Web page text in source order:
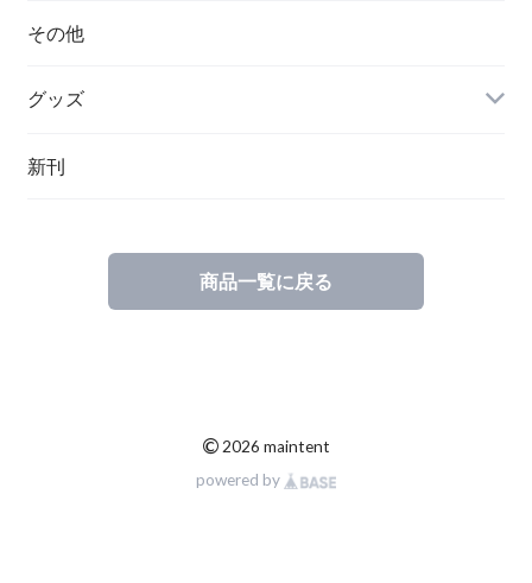
ハンガリー
その他
ポーランド
その他
グッズ
新刊
商品一覧に戻る
© 2026 maintent
powered by